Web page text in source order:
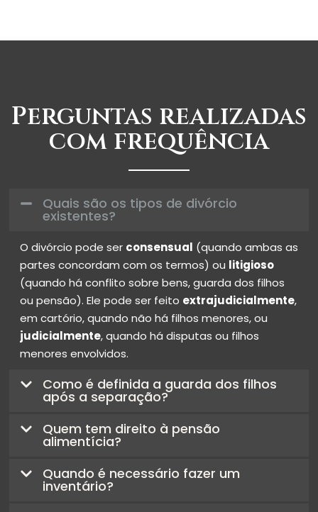
Perguntas realizadas
com frequência
Quais são os tipos de divórcio
existentes?
O divórcio pode ser consensual (quando ambas as
partes concordam com os termos) ou litigioso
(quando há conflito sobre bens, guarda dos filhos
ou pensão). Ele pode ser feito extrajudicialmente,
em cartório, quando não há filhos menores, ou
judicialmente, quando há disputas ou filhos
menores envolvidos.
Como é definida a guarda dos filhos
após a separação?
Quem tem direito à pensão
alimentícia?
Quando é necessário fazer um
inventário?